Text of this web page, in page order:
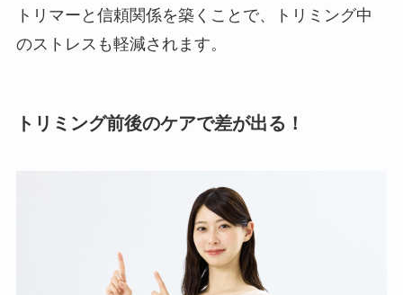
トリマーと信頼関係を築くことで、トリミング中
のストレスも軽減されます。
トリミング前後のケアで差が出る！